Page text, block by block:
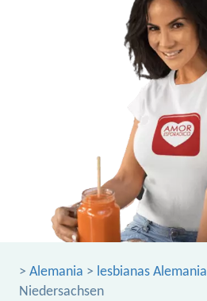
> Alemania > lesbianas Alemania
Niedersachsen